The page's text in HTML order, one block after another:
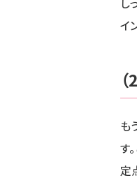
イ
も
す
定